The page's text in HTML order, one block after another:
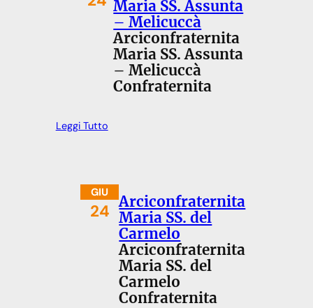
Maria SS. Assunta
– Melicuccà
Arciconfraternita
Maria SS. Assunta
– Melicuccà
Confraternita
Leggi Tutto
GIU
24 Arciconfraternita
Maria SS. del
Carmelo
Arciconfraternita
Maria SS. del
Carmelo
Confraternita